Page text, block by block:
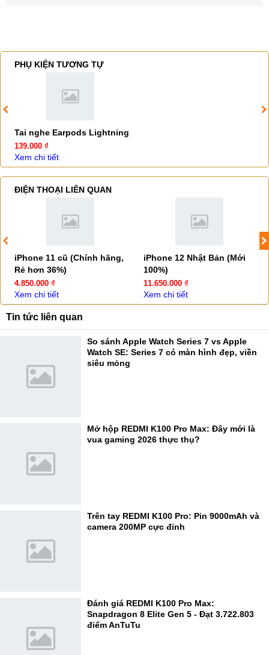
PHỤ KIỆN TƯƠNG TỰ
Tai nghe Earpods Lightning
139.000 ₫
Xem chi tiết
ĐIỆN THOẠI LIÊN QUAN
iPhone 11 cũ (Chính hãng,
Rẻ hơn 36%)
4.850.000 ₫
Xem chi tiết
iPhone 12 Nhật Bản (Mới
100%)
11.650.000 ₫
Xem chi tiết
Tin tức liên quan
So sánh Apple Watch Series 7 vs Apple
Watch SE: Series 7 có màn hình đẹp, viền
siêu mỏng
Mở hộp REDMI K100 Pro Max: Đây mới là
vua gaming 2026 thực thụ?
Trên tay REDMI K100 Pro: Pin 9000mAh và
camera 200MP cực đỉnh
Đánh giá REDMI K100 Pro Max:
Snapdragon 8 Elite Gen 5 - Đạt 3.722.803
điểm AnTuTu